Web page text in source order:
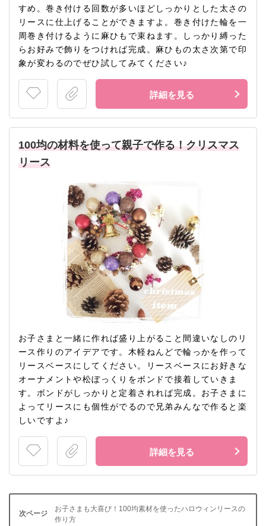
すめ。巻き付ける回数が多いほどしっかりとした太さの
リースに仕上げることができますよ。巻き付けた輪を一
周巻き付けるように麻ひもで束ねます。しっかり縛った
らお好みで飾りをつければ完成。麻ひもの太さ次第で印
象が変わるのでぜひ試してみてください♪
詳細を見る
100均の材料を使って親子で作る！クリスマス
リース
お子さまと一緒に作れば盛り上がること間違いなしのリ
ース作りのアイデアです。木軽ねんどで輪っかを作って
リースベースにしてください。リースベースにお好きな
オーナメントや松ぼっくりをボンドで接着していきま
す。ボンドがしっかりと定着されれば完成。お子さまに
よってリースにも個性がでるので兄弟みんなで作ると楽
しいですよ♪
詳細を見る
お子さまも大喜び！100均素材を使ったハロウィンリースの
作り方